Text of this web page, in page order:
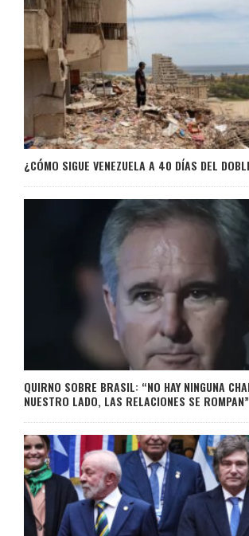
¿CÓMO SIGUE VENEZUELA A 40 DÍAS DEL
QUIRNO SOBRE BRASIL: “NO HAY NINGUNA
NUESTRO LADO, LAS RELACIONES SE ROMPAN”